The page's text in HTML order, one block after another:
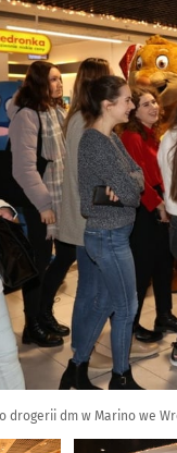
drogerii dm w Marino we